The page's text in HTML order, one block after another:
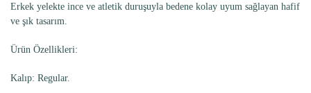
Erkek yelekte ince ve atletik duruşuyla bedene kolay uyum sağlayan hafif
ve şık tasarım.
Ürün Özellikleri:
Kalıp: Regular.